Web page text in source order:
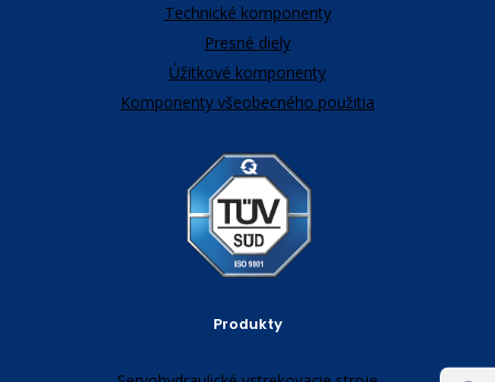
Technické komponenty
Presné diely
Úžitkové komponenty
Komponenty všeobecného použitia
Produkty